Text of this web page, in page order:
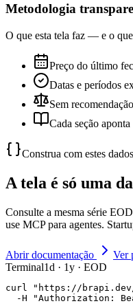
Metodologia
O que esta tela faz — e o
Preço do último
Datas e períodos
Sem
Cada seção
Construa com estes dados
A tela é só uma
Consulte a mesma série
use MCP para agentes.
Abrir documentação
Ver
Terminal1d · 1y · EOD
curl "https://brapi.dev/
-H "Authorization: